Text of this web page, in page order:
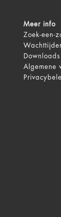
Meer info
Zoek-een-
Downloads
Algemene